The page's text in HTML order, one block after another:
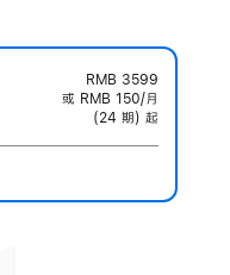
RMB 3599
或 RMB 150/月
(24 期) 起